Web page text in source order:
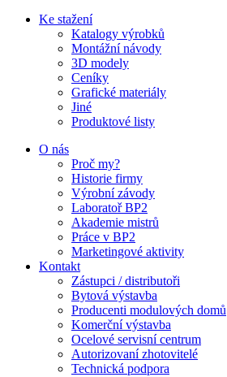
Ke stažení
Katalogy výrobků
Montážní návody
3D modely
Ceníky
Grafické materiály
Jiné
Produktové listy
O nás
Proč my?
Historie firmy
Výrobní závody
Laboratoř BP2
Akademie mistrů
Práce v BP2
Marketingové aktivity
Kontakt
Zástupci / distributoři
Bytová výstavba
Producenti modulových domů
Komerční výstavba
Ocelové servisní centrum
Autorizovaní zhotovitelé
Technická podpora